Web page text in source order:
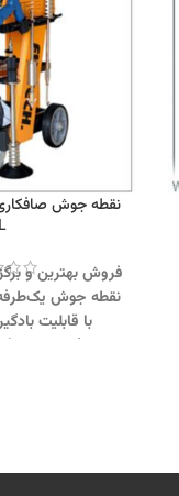
فروش بهترین و
نقطه جوش
با قابلیت
تعمیرگاه‌های